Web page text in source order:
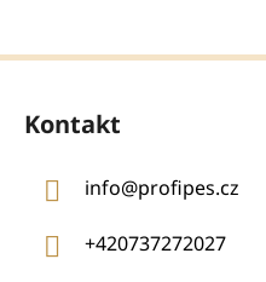
Z
Kontakt
info@profipes.cz
+420737272027